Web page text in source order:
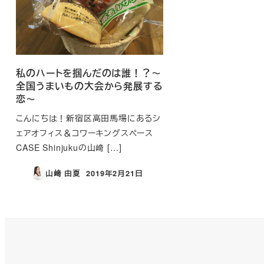
私のハートを掴んだのは誰！？～
全国うまいもの大会から発展する
恋～
こんにちは！新宿区高田馬場にあるシ
ェアオフィス＆コワーキングスペース
CASE Shinjukuの山﨑 […]
山﨑 由夏
投稿日
2019年2月21日